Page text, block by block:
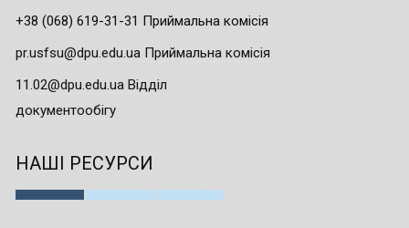
+38 (068) 619-31-31 Приймальна комісія
pr.usfsu@dpu.edu.ua Приймальна комісія
11.02@dpu.edu.ua Відділ
документообігу
НАШІ РЕСУРСИ